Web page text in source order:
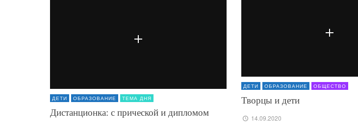
ДЕТИ ОБРАЗОВАНИЕ ТЕМА ДНЯ
Дистанционка: с прической и дипломом
ДЕТИ ОБРАЗОВАНИЕ ОБЩЕСТВО
Творцы и дети
14.09.2020